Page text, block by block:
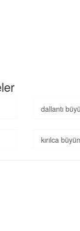
dallantı
kırılca